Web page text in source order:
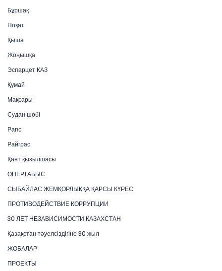
Бұршақ
Ноқат
Қыша
Жоңышқа
Эспарцет КАЗ
Құмай
Мақсары
Судан шөбі
Рапс
Райграс
Қант қызылшасы
ӨНЕРТАБЫС
СЫБАЙЛАС ЖЕМҚОРЛЫҚҚА ҚАРСЫ КҮРЕС
ПРОТИВОДЕЙСТВИЕ КОРРУПЦИИ
30 ЛЕТ НЕЗАВИСИМОСТИ КАЗАХСТАН
Қазақстан тәуелсіздігіне 30 жыл
ЖОБАЛАР
ПРОЕКТЫ